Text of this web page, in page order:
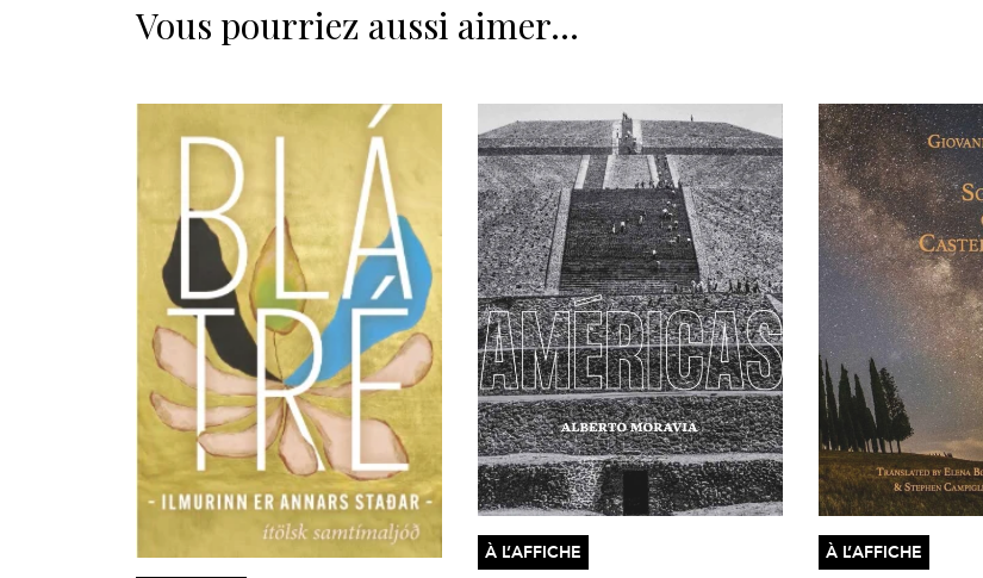
Vous pourriez aussi aimer…
À L’AFFICHE À L’AFFICHE